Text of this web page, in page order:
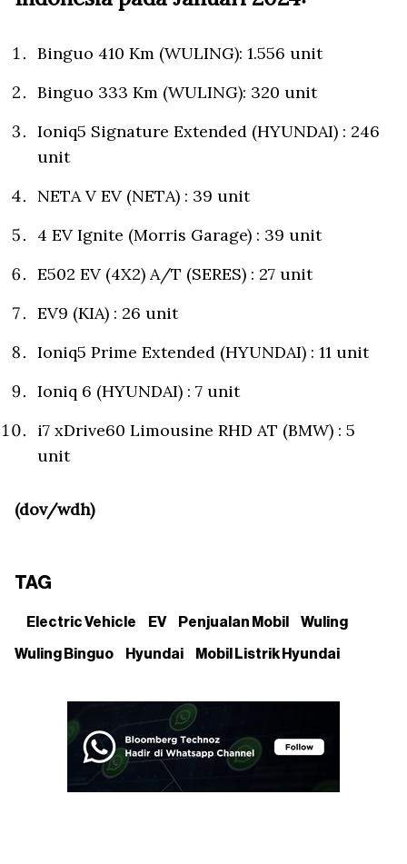
Binguo 410 Km (WULING): 1.556 unit
Binguo 333 Km (WULING): 320 unit
Ioniq5 Signature Extended (HYUNDAI) : 246
unit
NETA V EV (NETA) : 39 unit
4 EV Ignite (Morris Garage) : 39 unit
E502 EV (4X2) A/T (SERES) : 27 unit
EV9 (KIA) : 26 unit
Ioniq5 Prime Extended (HYUNDAI) : 11 unit
Ioniq 6 (HYUNDAI) : 7 unit
i7 xDrive60 Limousine RHD AT (BMW) : 5
unit
(dov/wdh)
TAG
Electric Vehicle EV Penjualan Mobil Wuling
Wuling Binguo Hyundai Mobil Listrik Hyundai